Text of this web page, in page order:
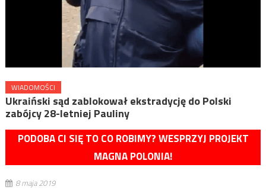
WIADOMOŚCI
Ukraiński sąd zablokował ekstradycję do Polski
zabójcy 28-letniej Pauliny
PODOBA CI SIĘ TO CO ROBIMY? WESPRZYJ PROJEKT
MAGNA POLONIA!
8 maja 2019